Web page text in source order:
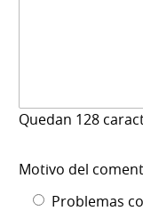
Quedan 128
Motivo del
Problemas